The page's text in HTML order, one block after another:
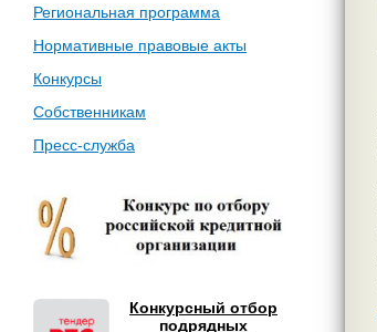
Региональная программа
Нормативные правовые акты
Конкурсы
Собственникам
Пресс-служба
Конкурсный отбор
подрядных